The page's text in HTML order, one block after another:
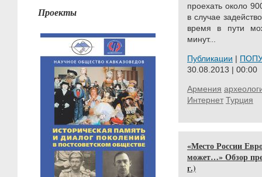
Проекты
проехать около
в случае
время в пути
минут...
Публикации |
30.08.2013 | 00:00
Армения
Интернет Турция
«Место России
может…» Обзор
г.)